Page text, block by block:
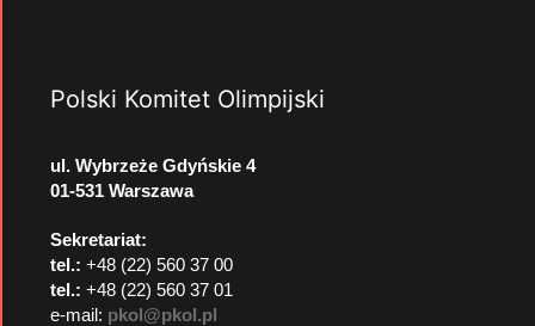
Polski Komitet Olimpijski
ul. Wybrzeże Gdyńskie 4
01-531 Warszawa
Sekretariat:
tel.: +48 (22) 560 37 00
tel.: +48 (22) 560 37 01
e-mail: pkol@pkol.pl